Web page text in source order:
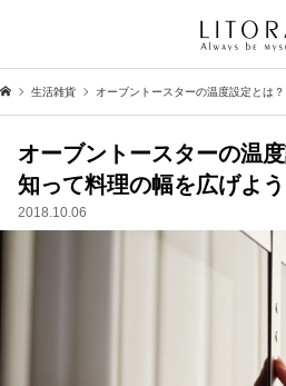
生活雑貨 オーブントースターの温度設定とは
オーブントースターの温
知って料理の幅を広げよう
2018.10.06